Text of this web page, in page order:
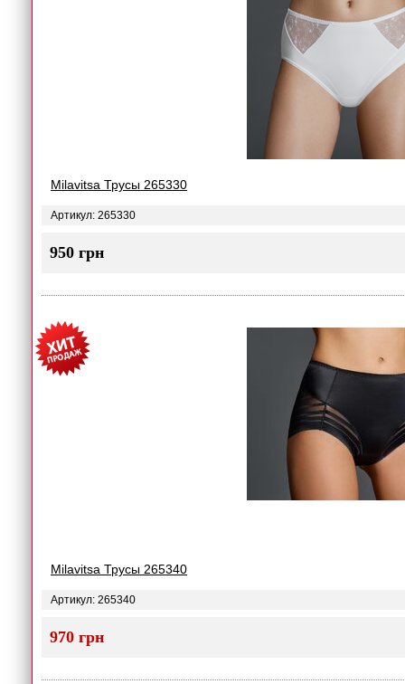
Milavitsa Трусы 265330
Артикул: 265330
950 грн
Milavitsa Трусы 265340
Артикул: 265340
970 грн